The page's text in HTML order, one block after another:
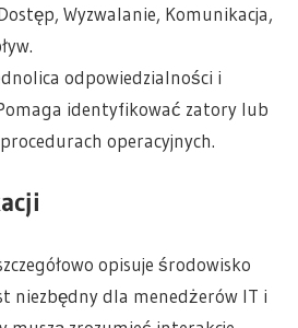
Wyzwalanie, Komunikacja,
odpowiedzialności i
identyfikować zatory lub
operacyjnych.
opisuje środowisko
niezbędny dla menedżerów IT i